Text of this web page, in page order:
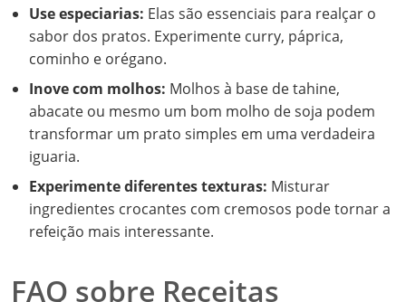
Use especiarias: Elas são essenciais para realçar o
sabor dos pratos. Experimente curry, páprica,
cominho e orégano.
Inove com molhos: Molhos à base de tahine,
abacate ou mesmo um bom molho de soja podem
transformar um prato simples em uma verdadeira
iguaria.
Experimente diferentes texturas: Misturar
ingredientes crocantes com cremosos pode tornar a
refeição mais interessante.
FAQ sobre Receitas